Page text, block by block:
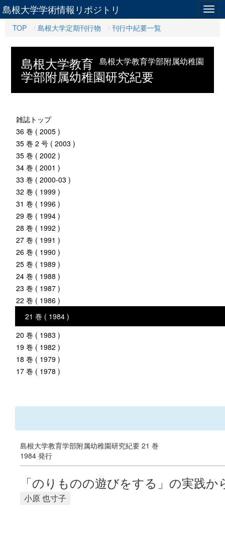
島根大学学術情報リポジトリ
TOP 島根大学定期刊行物 刊行中紀要一覧
島根大学教育学部附属幼稚園
島根大学教育
学部附属幼稚園研究紀要
雑誌トップ
36 巻 ( 2005 )
35 巻 2 号 ( 2003 )
35 巻 ( 2002 )
34 巻 ( 2001 )
33 巻 ( 2000-03 )
32 巻 ( 1999 )
31 巻 ( 1996 )
29 巻 ( 1994 )
28 巻 ( 1992 )
27 巻 ( 1991 )
26 巻 ( 1990 )
25 巻 ( 1989 )
24 巻 ( 1988 )
23 巻 ( 1987 )
22 巻 ( 1986 )
21 巻 ( 1984 )
20 巻 ( 1983 )
19 巻 ( 1982 )
18 巻 ( 1979 )
17 巻 ( 1978 )
島根大学教育学部附属幼稚園研究紀要 21 巻
1984 発行
「のりものの遊びをする」の実践か
小原 也寸子